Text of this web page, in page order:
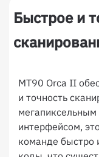
Быстрое и
MT90 Orca II
и точность
интерфейсом,
команде быстро